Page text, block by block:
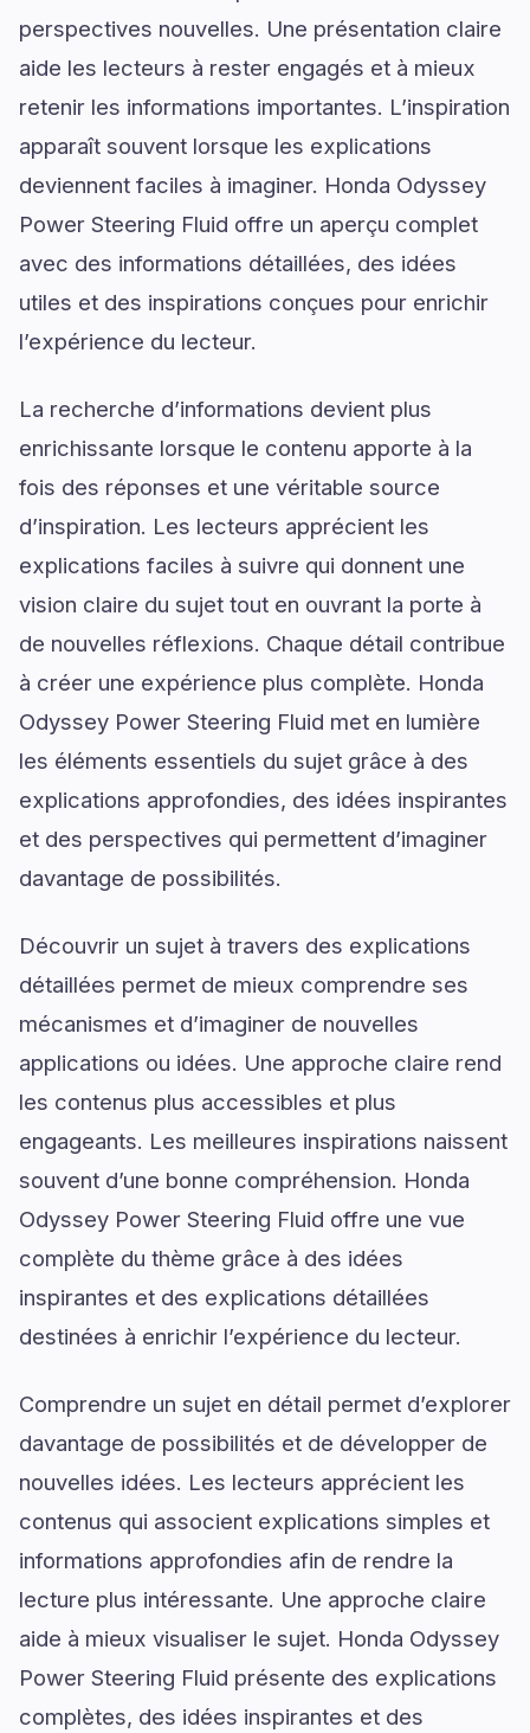
perspectives nouvelles. Une présentation claire
aide les lecteurs à rester engagés et à mieux
retenir les informations importantes. L’inspiration
apparaît souvent lorsque les explications
deviennent faciles à imaginer. Honda Odyssey
Power Steering Fluid offre un aperçu complet
avec des informations détaillées, des idées
utiles et des inspirations conçues pour enrichir
l’expérience du lecteur.
La recherche d’informations devient plus
enrichissante lorsque le contenu apporte à la
fois des réponses et une véritable source
d’inspiration. Les lecteurs apprécient les
explications faciles à suivre qui donnent une
vision claire du sujet tout en ouvrant la porte à
de nouvelles réflexions. Chaque détail contribue
à créer une expérience plus complète. Honda
Odyssey Power Steering Fluid met en lumière
les éléments essentiels du sujet grâce à des
explications approfondies, des idées inspirantes
et des perspectives qui permettent d’imaginer
davantage de possibilités.
Découvrir un sujet à travers des explications
détaillées permet de mieux comprendre ses
mécanismes et d’imaginer de nouvelles
applications ou idées. Une approche claire rend
les contenus plus accessibles et plus
engageants. Les meilleures inspirations naissent
souvent d’une bonne compréhension. Honda
Odyssey Power Steering Fluid offre une vue
complète du thème grâce à des idées
inspirantes et des explications détaillées
destinées à enrichir l’expérience du lecteur.
Comprendre un sujet en détail permet d’explorer
davantage de possibilités et de développer de
nouvelles idées. Les lecteurs apprécient les
contenus qui associent explications simples et
informations approfondies afin de rendre la
lecture plus intéressante. Une approche claire
aide à mieux visualiser le sujet. Honda Odyssey
Power Steering Fluid présente des explications
complètes, des idées inspirantes et des